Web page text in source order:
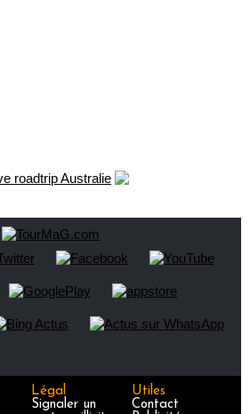
Légal
Signaler un
Utiles
Contact